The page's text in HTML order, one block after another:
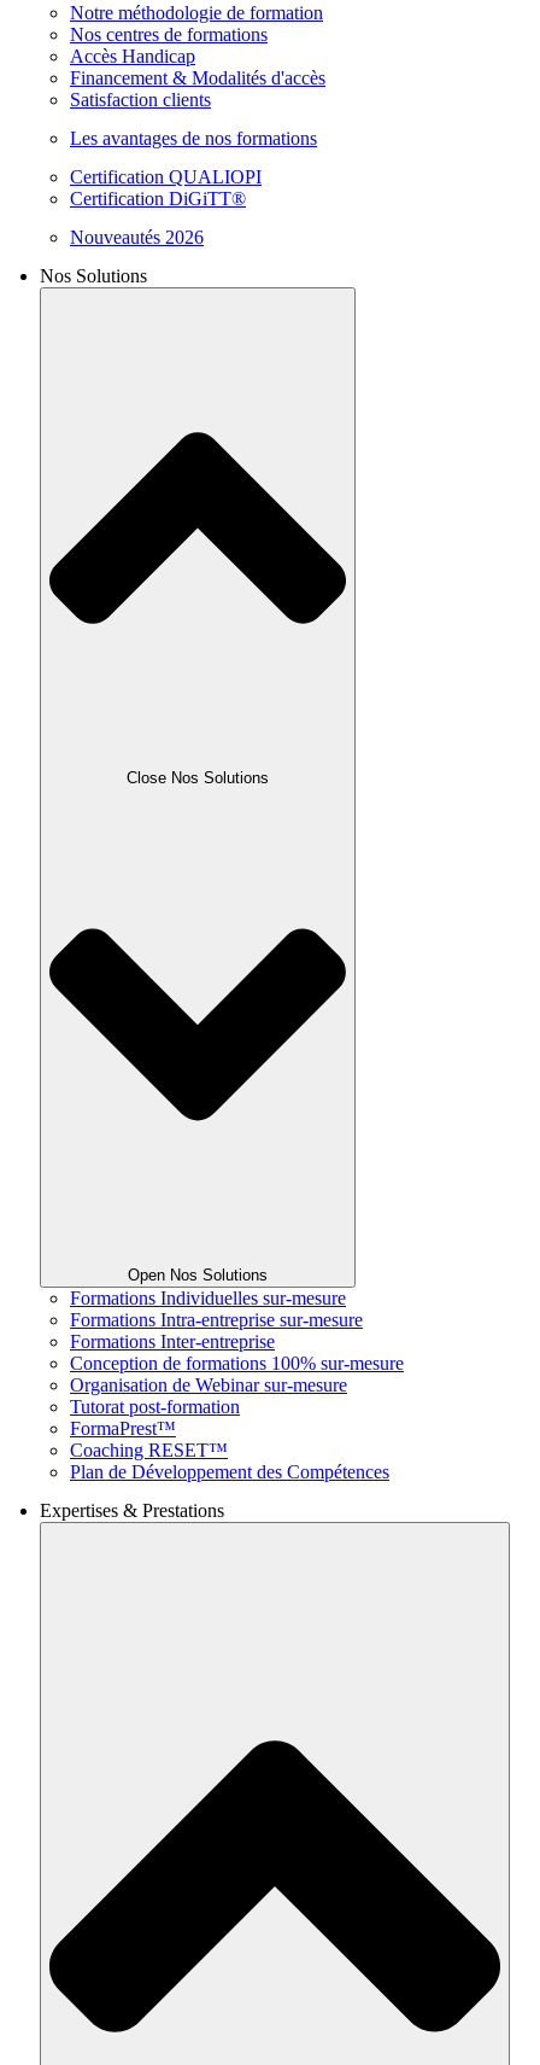
Notre méthodologie de formation
Nos centres de formations
Accès Handicap
Financement & Modalités d'accès
Satisfaction clients
Les avantages de nos formations
Certification QUALIOPI
Certification DiGiTT®
Nouveautés 2026
Nos Solutions
Close Nos Solutions
Open Nos Solutions
Formations Individuelles sur-mesure
Formations Intra-entreprise sur-mesure
Formations Inter-entreprise
Conception de formations 100% sur-mesure
Organisation de Webinar sur-mesure
Tutorat post-formation
FormaPrest™
Coaching RESET™
Plan de Développement des Compétences
Expertises & Prestations